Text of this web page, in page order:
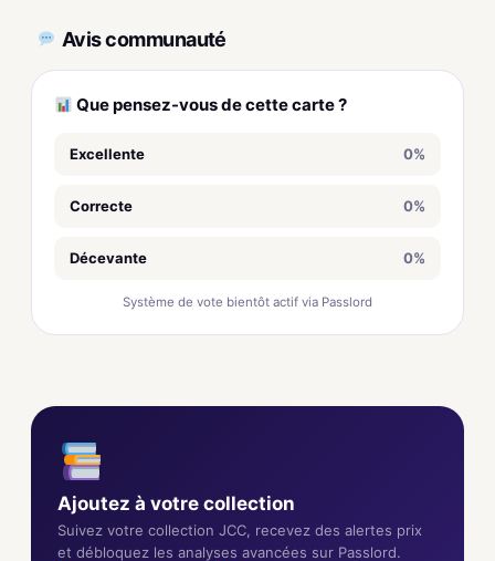
Avis communauté
Que pensez-vous de cette carte ?
Excellente 0%
Correcte 0%
Décevante 0%
Système de vote bientôt actif via Passlord
Ajoutez à votre collection
Suivez votre collection JCC, recevez des alertes prix
et débloquez les analyses avancées sur Passlord.